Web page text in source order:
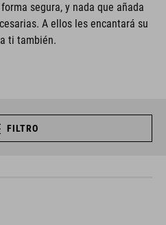
segura, y nada que añada
A ellos les encantará su
ti también.
FILTRO